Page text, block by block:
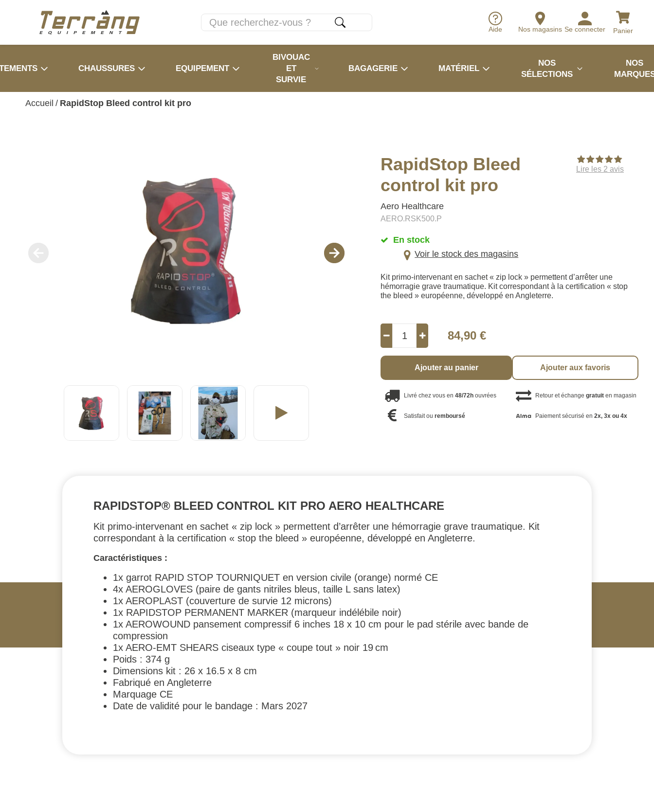
Aide Nos magasins Se connecter Panier
CHAUSSURES EQUIPEMENT
BIVOUAC
ET
SURVIE
BAGAGERIE MATÉRIEL
NOS
SÉLECTIONS
NOS
Accueil / RapidStop Bleed control kit pro
RapidStop Bleed
control kit pro
Aero Healthcare
AERO.RSK500.P
Lire les 2 avis
En stock
Voir le stock des magasins
Kit primo-intervenant en sachet « zip lock » permettent d’arrêter une
hémorragie grave traumatique. Kit correspondant à la certification « stop
the bleed » européenne, développé en Angleterre.
84,90 €
Ajouter au panier Ajouter aux favoris
Livré chez vous en48/72h ouvrées Retour et échange gratuiten magasin
Satisfait ouremboursé Paiement sécurisé en 2x, 3x ou 4x
RAPIDSTOP® BLEED CONTROL KIT PRO AERO HEALTHCARE
Kit primo-intervenant en sachet « zip lock » permettent d’arrêter une hémorragie grave traumatique. Kit
correspondant à la certification « stop the bleed » européenne, développé en Angleterre.
Caractéristiques :
1x garrot RAPID STOP TOURNIQUET en version civile (orange) normé CE
4x AEROGLOVES (paire de gants nitriles bleus, taille L sans latex)
1x AEROPLAST (couverture de survie 12 microns)
1x RAPIDSTOP PERMANENT MARKER (marqueur indélébile noir)
1x AEROWOUND pansement compressif 6 inches 18 x 10 cm pour le pad stérile avec bande de
compression
1x AERO-EMT SHEARS ciseaux type « coupe tout » noir 19 cm
Poids : 374 g
Dimensions kit : 26 x 16.5 x 8 cm
Fabriqué en Angleterre
Marquage CE
Date de validité pour le bandage : Mars 2027